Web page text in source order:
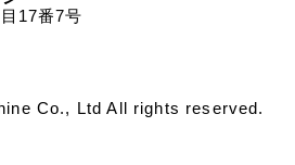
17番7号
Co., Ltd All rights reserved.